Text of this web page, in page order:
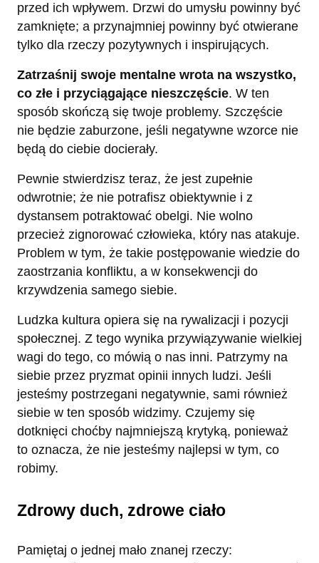
przed ich wpływem. Drzwi do umysłu powinny być
zamknięte; a przynajmniej powinny być otwierane
tylko dla rzeczy pozytywnych i inspirujących.
Zatrzaśnij swoje mentalne wrota na wszystko,
co złe i przyciągające nieszczęście. W ten
sposób skończą się twoje problemy. Szczęście
nie będzie zaburzone, jeśli negatywne wzorce nie
będą do ciebie docierały.
Pewnie stwierdzisz teraz, że jest zupełnie
odwrotnie; że nie potrafisz obiektywnie i z
dystansem potraktować obelgi. Nie wolno
przecież zignorować człowieka, który nas atakuje.
Problem w tym, że takie postępowanie wiedzie do
zaostrzania konfliktu, a w konsekwencji do
krzywdzenia samego siebie.
Ludzka kultura opiera się na rywalizacji i pozycji
społecznej. Z tego wynika przywiązywanie wielkiej
wagi do tego, co mówią o nas inni. Patrzymy na
siebie przez pryzmat opinii innych ludzi. Jeśli
jesteśmy postrzegani negatywnie, sami również
siebie w ten sposób widzimy. Czujemy się
dotknięci choćby najmniejszą krytyką, ponieważ
to oznacza, że nie jesteśmy najlepsi w tym, co
robimy.
Zdrowy duch, zdrowe ciało
Pamiętaj o jednej mało znanej rzeczy: